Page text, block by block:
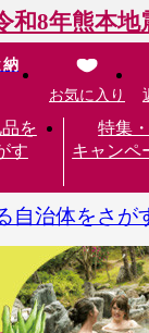
和8年熊本
納
を
す
特集・
キャンペ
お気に入り
自治体をさが